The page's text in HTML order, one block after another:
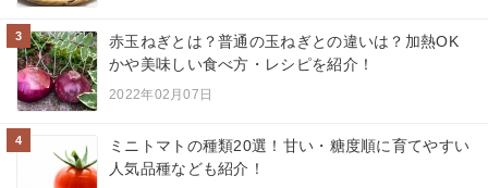
3
赤玉ねぎとは？普通の玉ねぎとの違いは？加熱OK
かや美味しい食べ方・レシピを紹介！
2022年02月07日
4
ミニトマトの種類20選！甘い・糖度順に育てやすい
人気品種なども紹介！